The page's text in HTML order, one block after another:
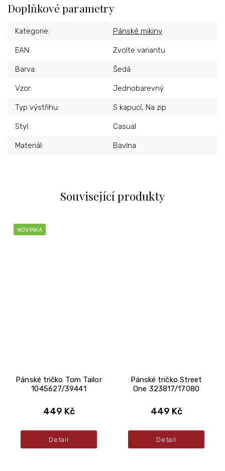
Související produkty
NOVINKA
Pánské tričko Tom Tailor
1045627/39441
449 Kč
Detail
Pánské tričko Street
One 323817/17080
449 Kč
Detail
Doplňkové parametry
Kategorie: Pánské mikiny
EAN: Zvolte variantu
Barva: Šedá
Vzor: Jednobarevný
Typ výstřihu: S kapucí, Na zip
Styl: Casual
Materiál: Bavlna